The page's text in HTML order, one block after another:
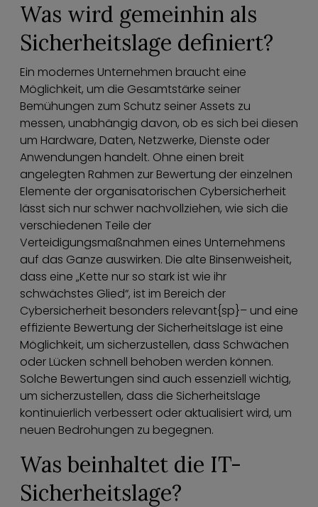
Was wird gemeinhin als
Sicherheitslage definiert?
Ein modernes Unternehmen braucht eine
Möglichkeit, um die Gesamtstärke seiner
Bemühungen zum Schutz seiner Assets zu
messen, unabhängig davon, ob es sich bei diesen
um Hardware, Daten, Netzwerke, Dienste oder
Anwendungen handelt. Ohne einen breit
angelegten Rahmen zur Bewertung der einzelnen
Elemente der organisatorischen Cybersicherheit
lässt sich nur schwer nachvollziehen, wie sich die
verschiedenen Teile der
Verteidigungsmaßnahmen eines Unternehmens
auf das Ganze auswirken. Die alte Binsenweisheit,
dass eine „Kette nur so stark ist wie ihr
schwächstes Glied“, ist im Bereich der
Cybersicherheit besonders relevant{sp}– und eine
effiziente Bewertung der Sicherheitslage ist eine
Möglichkeit, um sicherzustellen, dass Schwächen
oder Lücken schnell behoben werden können.
Solche Bewertungen sind auch essenziell wichtig,
um sicherzustellen, dass die Sicherheitslage
kontinuierlich verbessert oder aktualisiert wird, um
neuen Bedrohungen zu begegnen.
Was beinhaltet die IT-
Sicherheitslage?